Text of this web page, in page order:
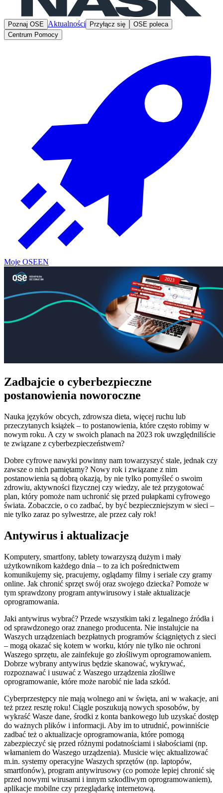
Poznaj OSE Aktualności Przyłącz się
OSE poleca
Centrum Pomocy
Moje OSEEN
Zadbajcie o cyberbezpieczne
postanowienia noworoczne
Nauka języków obcych, zdrowsza dieta, więcej ruchu lub
przeczytanych książek – to postanowienia, które często robimy w
nowym roku. A czy w swoich planach na 2023 rok uwzględniliście
te związane z cyberbezpieczeństwem?
Dobre cyfrowe nawyki powinny nam towarzyszyć stale, jednak czy
zawsze o nich pamiętamy? Nowy rok i związane z nim
postanowienia są dobrą okazją, by nie tylko pomyśleć o swoim
zdrowiu, aktywności fizycznej czy wiedzy, ale też przygotować
plan, który pomoże nam uchronić się przed pułapkami cyfrowego
świata. Zobaczcie, o co zadbać, by być bezpieczniejszym w sieci –
nie tylko zaraz po sylwestrze, ale przez cały rok!
Antywirus i aktualizacje
Komputery, smartfony, tablety towarzyszą dużym i mały
użytkownikom każdego dnia – to za ich pośrednictwem
komunikujemy się, pracujemy, oglądamy filmy i seriale czy gramy
online. Jak chronić sprzęt swój oraz swojego dziecka? Pomoże w
tym sprawdzony program antywirusowy i stałe aktualizacje
oprogramowania.
Jaki antywirus wybrać? Przede wszystkim taki z legalnego źródła i
od sprawdzonego oraz znanego producenta. Nie instalujcie na
Waszych urządzeniach bezpłatnych programów ściągniętych z sieci
– mogą okazać się kotem w worku, który nie tylko nie ochroni
Waszego sprzętu, ale zainfekuje go złośliwym oprogramowaniem.
Dobrze wybrany antywirus będzie skanować, wykrywać,
rozpoznawać i usuwać z Waszego urządzenia złośliwe
oprogramowanie, które może narobić nie lada szkód.
Cyberprzestępcy nie mają wolnego ani w święta, ani w wakacje, ani
też przez resztę roku! Ciągle poszukują nowych sposobów, by
wykraść Wasze dane, środki z konta bankowego lub uzyskać dostęp
do ważnych plików i informacji. Aby im to utrudnić, powinniście
zadbać też o aktualizacje oprogramowania, które pomogą
zabezpieczyć się przed różnymi podatnościami i słabościami (np.
włamaniem do Waszego urządzenia). Musicie więc aktualizować
m.in. systemy operacyjne Waszych sprzętów (np. laptopów,
smartfonów), program antywirusowy (co pomoże lepiej chronić się
przed nowymi wirusami i innym szkodliwym oprogramowaniem),
aplikacje mobilne czy przeglądarkę internetową.